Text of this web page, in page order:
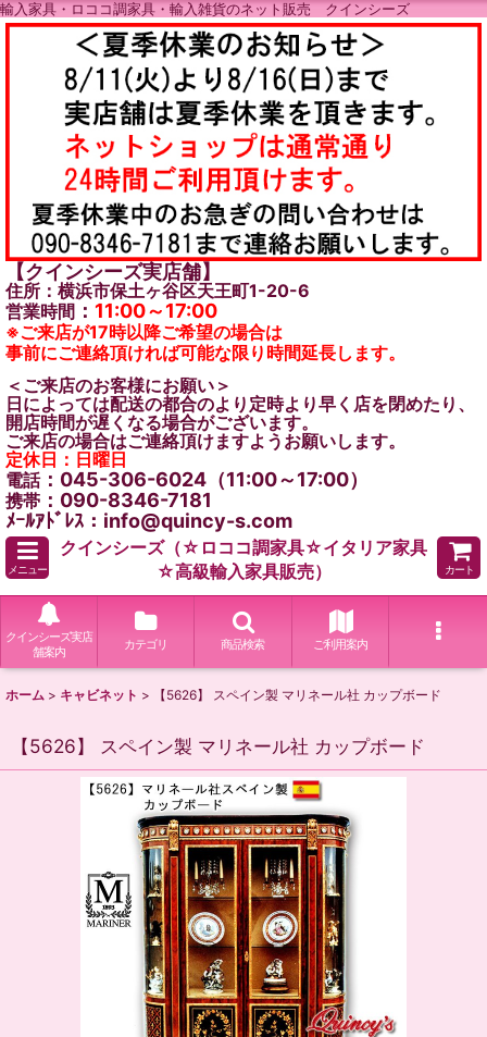
輸入家具・ロココ調家具・輸入雑貨のネット販売 クインシーズ
【クインシーズ実店舗】
住所：横浜市保土ヶ谷区天王町1-20-6
営業時間 ： 11:00～17:00
※ご来店が17時以降ご希望の場合は
事前にご連絡頂ければ可能な限り時間延長します。
＜ご来店のお客様にお願い＞
日によっては配送の都合のより定時より早く店を閉めたり、
開店時間が遅くなる場合がございます。
ご来店の場合はご連絡頂けますようお願いします。
定休日：日曜日
電話：045-306-6024（11:00～17:00）
携帯 ：090-8346-7181
ﾒｰﾙｱﾄﾞﾚｽ：info@quincy-s.com
メニュー
クインシーズ（☆ロココ調家具☆イタリア家具
☆高級輸入家具販売）
カート
クインシーズ実店
舗案内
カテゴリ 商品検索 ご利用案内
ホーム > キャビネット > 【5626】 スペイン製 マリネール社 カップボード
【5626】 スペイン製 マリネール社 カップボード